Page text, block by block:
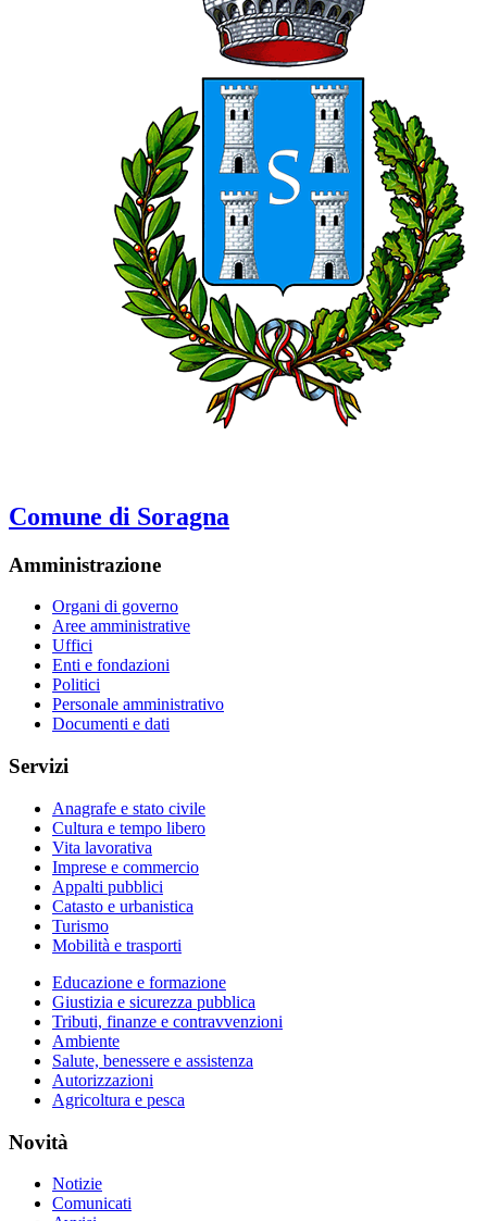
Comune di Soragna
Amministrazione
Organi di governo
Aree amministrative
Uffici
Enti e fondazioni
Politici
Personale amministrativo
Documenti e dati
Servizi
Anagrafe e stato civile
Cultura e tempo libero
Vita lavorativa
Imprese e commercio
Appalti pubblici
Catasto e urbanistica
Turismo
Mobilità e trasporti
Educazione e formazione
Giustizia e sicurezza pubblica
Tributi, finanze e contravvenzioni
Ambiente
Salute, benessere e assistenza
Autorizzazioni
Agricoltura e pesca
Novità
Notizie
Comunicati